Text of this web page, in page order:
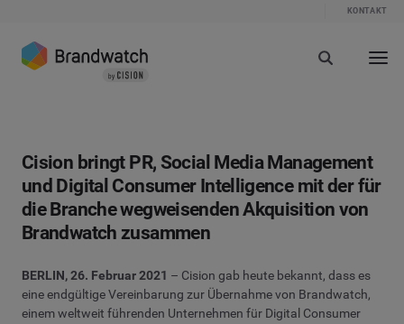
KONTAKT
Cision bringt PR, Social Media Management
und Digital Consumer Intelligence mit der für
die Branche wegweisenden Akquisition von
Brandwatch zusammen
BERLIN, 26. Februar 2021 – Cision gab heute bekannt, dass es
eine endgültige Vereinbarung zur Übernahme von Brandwatch,
einem weltweit führenden Unternehmen für Digital Consumer